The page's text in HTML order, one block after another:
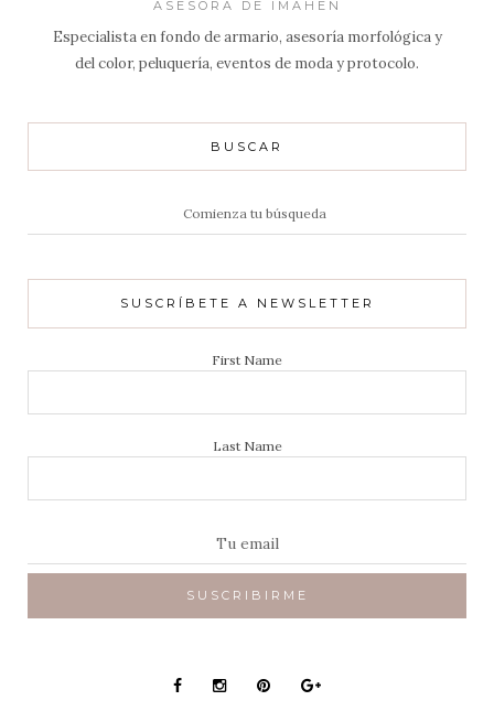
ASESORA DE IMAHEN
Especialista en fondo de armario, asesoría morfológica y
del color, peluquería, eventos de moda y protocolo.
BUSCAR
SUSCRÍBETE A NEWSLETTER
First Name
Last Name